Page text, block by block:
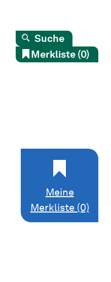
Suche
Merkliste (0)
Meine
Merkliste (0)